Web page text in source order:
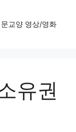
문교양 영상/영화
유권